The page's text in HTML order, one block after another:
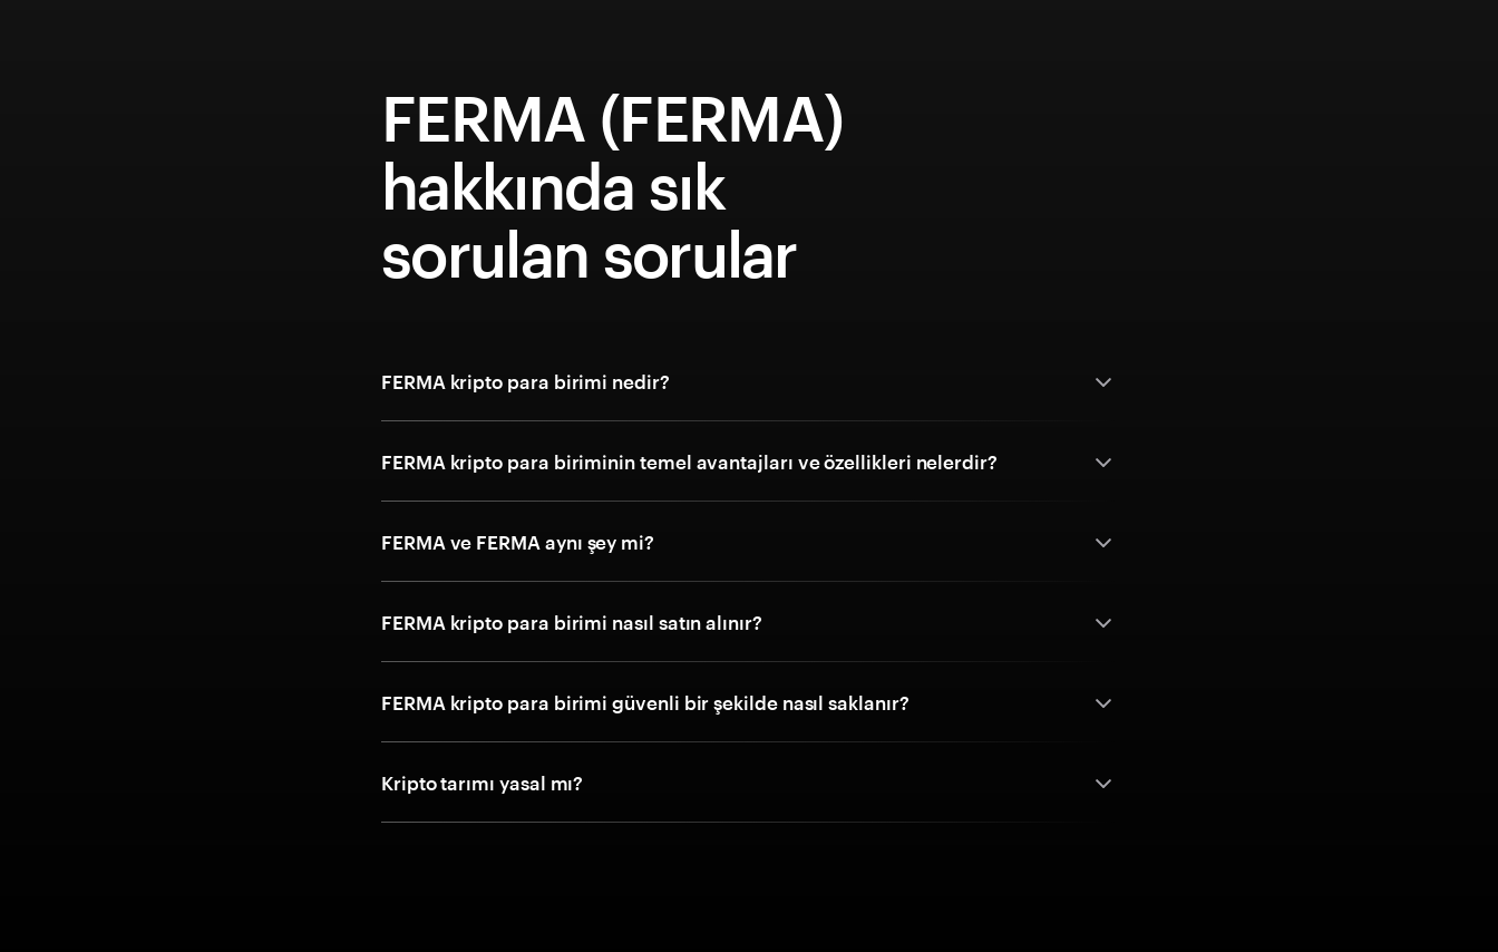
FERMA (FERMA)
hakkında sık
sorulan sorular
FERMA kripto para birimi nedir?
FERMA kripto para biriminin temel avantajları ve özellikleri nelerdir?
FERMA ve FERMA aynı şey mi?
FERMA kripto para birimi nasıl satın alınır?
FERMA kripto para birimi güvenli bir şekilde nasıl saklanır?
Kripto tarımı yasal mı?